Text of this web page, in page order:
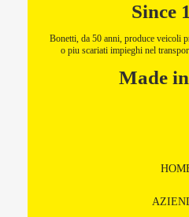
Since
Bonetti, da 50 anni, produce veicoli
o piu scariati impieghi nel
Made